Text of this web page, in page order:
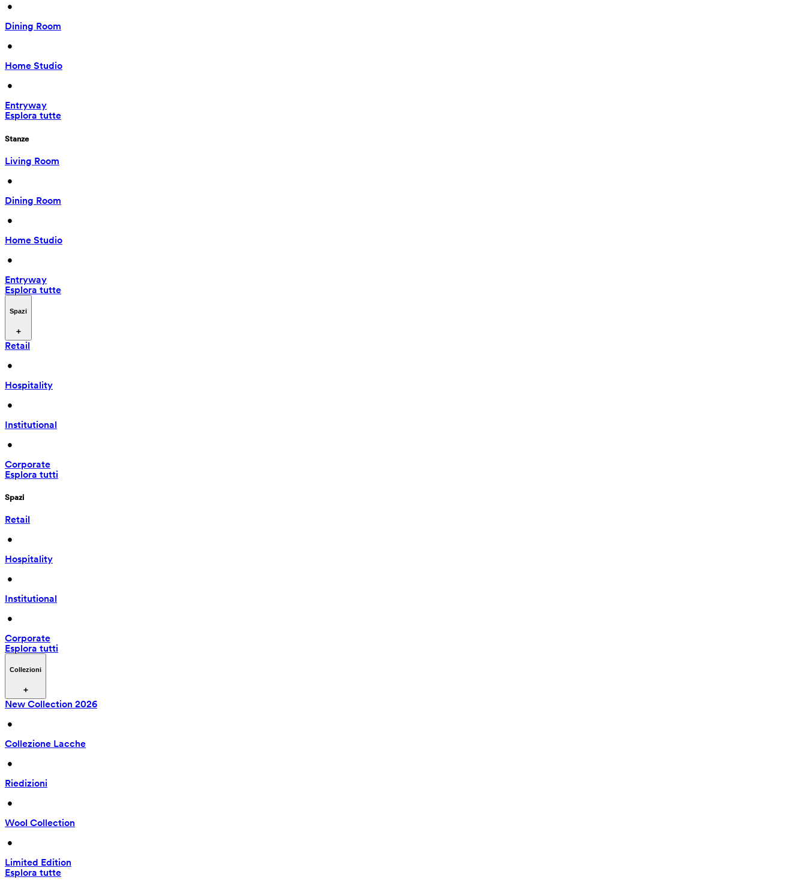
•
Dining Room
•
Home Studio
•
Entryway
Esplora tutte
Stanze
Living Room
•
Dining Room
•
Home Studio
•
Entryway
Esplora tutte
Spazi
Retail
•
Hospitality
•
Institutional
•
Corporate
Esplora tutti
Spazi
Retail
•
Hospitality
•
Institutional
•
Corporate
Esplora tutti
Collezioni
New Collection 2026
•
Collezione Lacche
•
Riedizioni
•
Wool Collection
•
Limited Edition
Esplora tutte